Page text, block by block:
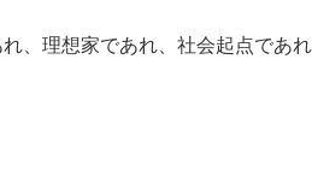
、理想家であれ、社会起点であれ